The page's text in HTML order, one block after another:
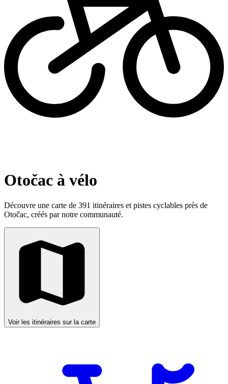
Otočac à vélo
Découvre une carte de 391 itinéraires et pistes cyclables près de
Otočac, créés par notre communauté.
Voir les itinéraires sur la carte